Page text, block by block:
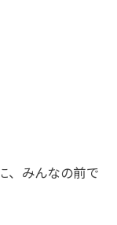
、みんなの前で